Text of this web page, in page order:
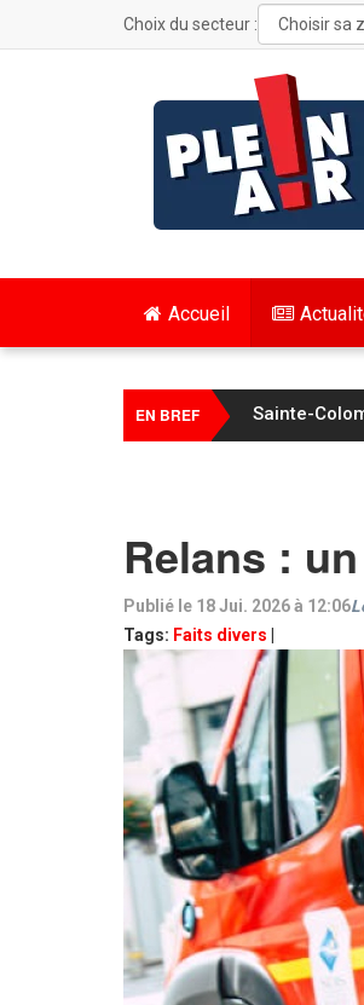
Choix du secteur :
Accueil
EN BREF Sainte-
Relans :
Publié le 18 Jui. 2026 à 12:06
Tags: Faits divers